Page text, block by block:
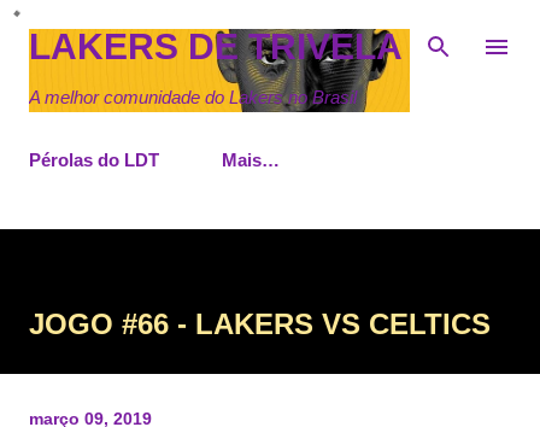
Pular para o conteúdo principal
LAKERS DE TRIVELA
A melhor comunidade do Lakers no Brasil
Pérolas do LDT Mais…
JOGO #66 - LAKERS VS CELTICS
março 09, 2019